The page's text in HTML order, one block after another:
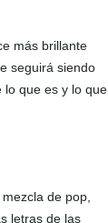
más brillante
seguirá siendo
lo que es y lo que
de pop,
letras de las